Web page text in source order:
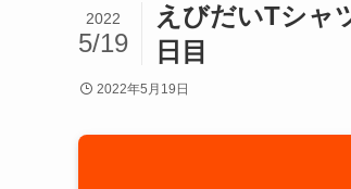
えびだいTシャ
日目
2022
5/19
2022年5月19日